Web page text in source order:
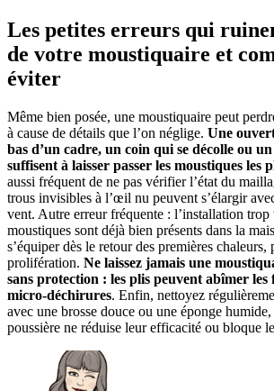
Les petites erreurs qui
de votre moustiquaire et
éviter
Même bien posée, une moustiquaire peut
à cause de détails que l’on néglige. Une
bas d’un cadre, un coin qui se décolle ou
suffisent à laisser passer les moustiques les
aussi fréquent de ne pas vérifier l’état du
trous invisibles à l’œil nu peuvent s’élargir
vent. Autre erreur fréquente : l’installation trop
moustiques sont déjà bien présents dans la
s’équiper dès le retour des premières
prolifération. Ne laissez jamais une
sans protection : les plis peuvent abîmer les
micro-déchirures. Enfin, nettoyez
avec une brosse douce ou une éponge
poussière ne réduise leur efficacité ou bloque